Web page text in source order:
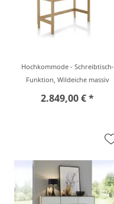
Hochkommode - Schreibtisch-
Funktion, Wildeiche massiv
2.849,00 € *